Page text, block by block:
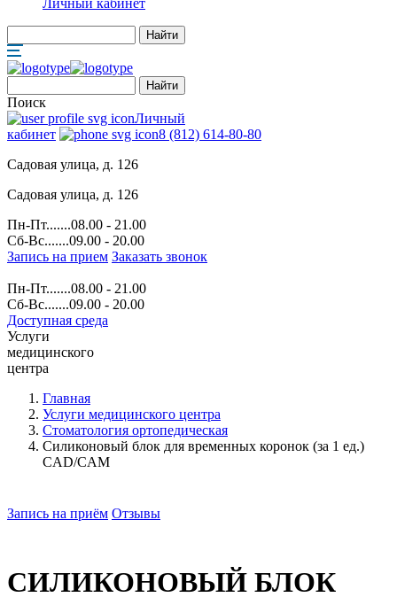
Личный кабинет
Поиск
Личный
кабинет
8 (812) 614-80-80
Садовая улица, д. 126
Садовая улица, д. 126
Пн-Пт.......08.00 - 21.00
Сб-Вс.......09.00 - 20.00
Запись на прием Заказать звонок
Пн-Пт.......08.00 - 21.00
Сб-Вс.......09.00 - 20.00
Доступная среда
Услуги
медицинского
центра
Главная
Услуги медицинского центра
Стоматология ортопедическая
Силиконовый блок для временных коронок (за 1 ед.)
CAD/CAM
СИЛИКОНОВЫЙ БЛОК
Запись на приём Отзывы